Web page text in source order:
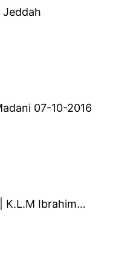
07-10-2016
Ibrahim…